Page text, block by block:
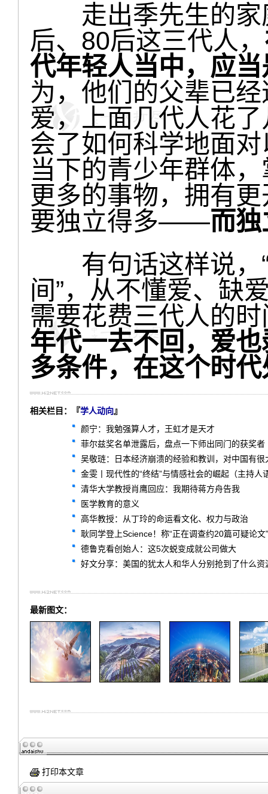
走出季先生的家
后、80后这三代人，
代年轻人当中，应
为，他们的父辈已
爱，上面几代人花
会了如何科学地面
当下的青少年群体
更多的事物，拥有
要独立得多——而
有句话这样说，“
间”，从不懂爱、缺
需要花费三代人的
年代一去不回，爱
多条件，在这个时
相关栏目：『学人动向』
颜宁：我勉强算人才，王虹才是天才
菲尔兹奖名单泄露后，盘点一下师出同门的获奖者
吴敬琏：日本经济崩溃的经验和教训，对中国有很
金雯丨现代性的“终结”与情感社会的崛起（主持人
清华大学教授肖鹰回应：我期待蒋方舟告我
医学教育的意义
高华教授：从丁玲的命运看文化、权力与政治
耿同学登上Science！称“正在调查约20篇可疑论文”
德鲁克看创始人：这5次蜕变成就公司做大
好文分享：美国的犹太人和华人分别抢到了什么资
最新图文：
打印本文章